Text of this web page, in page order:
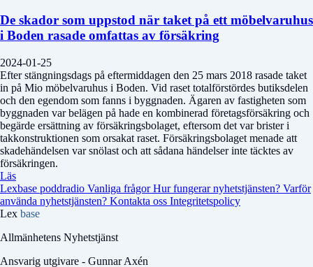
De skador som uppstod när taket på ett möbelvaruhus
i Boden rasade omfattas av försäkring
2024-01-25
Efter stängningsdags på eftermiddagen den 25 mars 2018 rasade taket
in på Mio möbelvaruhus i Boden. Vid raset totalförstördes butiksdelen
och den egendom som fanns i byggnaden. Ägaren av fastigheten som
byggnaden var belägen på hade en kombinerad företagsförsäkring och
begärde ersättning av försäkringsbolaget, eftersom det var brister i
takkonstruktionen som orsakat raset. Försäkringsbolaget menade att
skadehändelsen var snölast och att sådana händelser inte täcktes av
försäkringen.
Läs
Lexbase poddradio Vanliga frågorHur fungerar nyhetstjänsten? Varför
använda nyhetstjänsten? Kontakta oss Integritetspolicy
Lex base
Allmänhetens Nyhetstjänst
Ansvarig utgivare - Gunnar Axén